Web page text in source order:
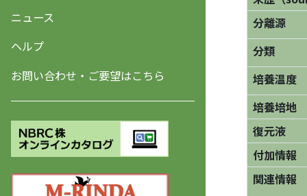
ニュース
ヘルプ
お問い合わせ・ご要望はこちら
分離源
分類
培養温度
培養培地
復元液
付加情報
関連情報